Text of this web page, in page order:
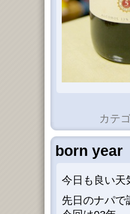
カテ
born year
今日も良い天
先日のナパで